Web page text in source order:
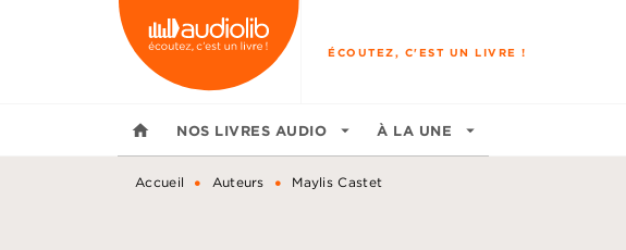
MENU RECHERCHE
ÉCOUTEZ, C'EST UN LIVRE !
home NOS LIVRES AUDIO arrow_drop_down À LA UNE arrow_drop_down
Accueil • Auteurs • Maylis Castet